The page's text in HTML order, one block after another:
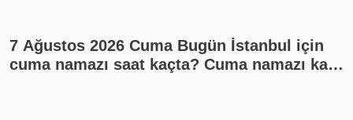
7 Ağustos 2026 Cuma Bugün İstanbul için
cuma namazı saat kaçta? Cuma namazı kaç